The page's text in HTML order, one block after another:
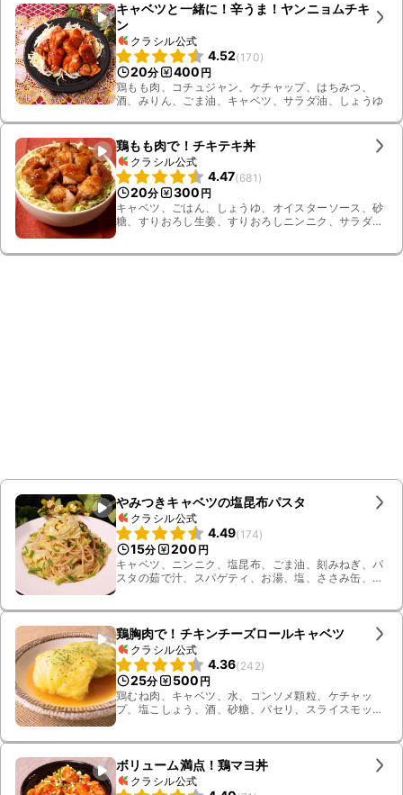
キャベツと一緒に！辛うま！ヤンニョムチキ
ン
クラシル公式
4.52(170)
20分 400 円
鶏もも肉、コチュジャン、ケチャップ、はちみつ、
酒、みりん、ごま油、キャベツ、サラダ油、しょうゆ
鶏もも肉で！チキテキ丼
クラシル公式
4.47(681 )
20分 300 円
キャベツ、ごはん、しょうゆ、オイスターソース、砂
糖、すりおろし生姜、すりおろしニンニク、サラダ
やみつきキャベツの塩昆布パスタ
クラシル公式
4.49(174)
15分 200 円
キャベツ、ニンニク、塩昆布、ごま油、刻みねぎ、パ
スタの茹で汁、スパゲティ、お湯、塩、ささみ缶、鶏
鶏胸肉で！チキンチーズロールキャベツ
クラシル公式
4.36(242)
25分 500 円
鶏むね肉、キャベツ、水、コンソメ顆粒、ケチャッ
プ、塩こしょう、酒、砂糖、パセリ、スライスモッ
ボリューム満点！鶏マヨ丼
クラシル公式